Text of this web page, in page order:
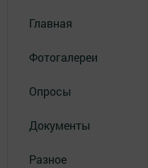
Главная
Фотогалереи
Опросы
Документы
Разное